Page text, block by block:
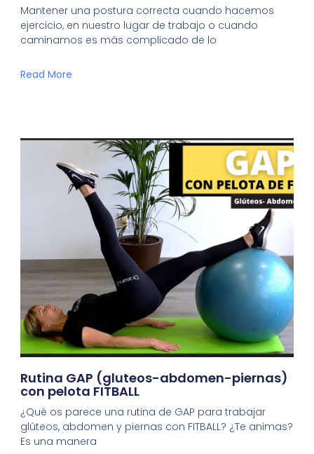
Mantener una postura correcta cuando hacemos
ejercicio, en nuestro lugar de trabajo o cuando
caminamos es más complicado de lo
Read More
Rutina GAP (gluteos-abdomen-piernas)
con pelota FITBALL
¿Qué os parece una rutina de GAP para trabajar
glúteos, abdomen y piernas con FITBALL? ¿Te animas?
Es una manera